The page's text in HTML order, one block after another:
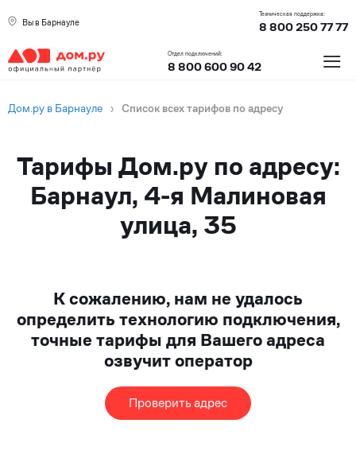
Вы в Барнауле
Техническая поддержка:
8 800 250 77 77
Отдел подключений:
8 800 600 90 42 ≡
Дом.ру в Барнауле › Список всех тарифов по адресу
Тарифы Дом.ру по адресу:
Барнаул, 4-я Малиновая
улица, 35
К сожалению, нам не удалось
определить технологию подключения,
точные тарифы для Вашего адреса
озвучит оператор
Проверить адрес